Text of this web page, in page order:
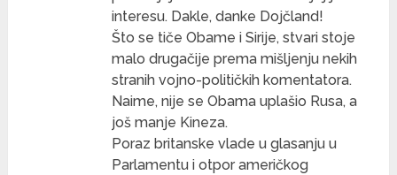
interesu. Dakle, danke Dojčland!
Što se tiče Obame i Sirije, stvari stoje
malo drugačije prema mišljenju nekih
stranih vojno-političkih komentatora.
Naime, nije se Obama uplašio Rusa, a
još manje Kineza.
Poraz britanske vlade u glasanju u
Parlamentu i otpor američkog